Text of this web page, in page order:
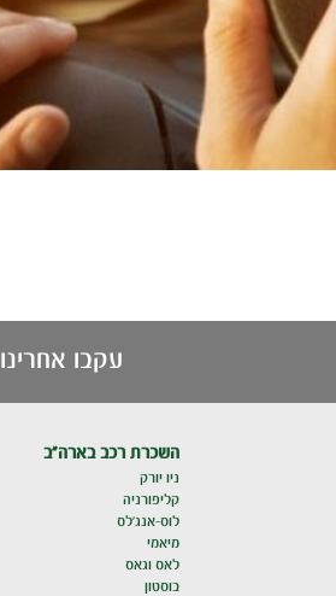
עקבו אחרינו
השכרת רכב בארה"ב
ניו יורק
קליפורניה
לוס-אנג'לס
מיאמי
לאס וגאס
בוסטון